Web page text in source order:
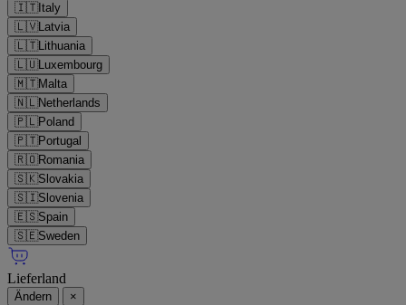
🇮🇹Italy
🇱🇻Latvia
🇱🇹Lithuania
🇱🇺Luxembourg
🇲🇹Malta
🇳🇱Netherlands
🇵🇱Poland
🇵🇹Portugal
🇷🇴Romania
🇸🇰Slovakia
🇸🇮Slovenia
🇪🇸Spain
🇸🇪Sweden
Lieferland
Ändern ×